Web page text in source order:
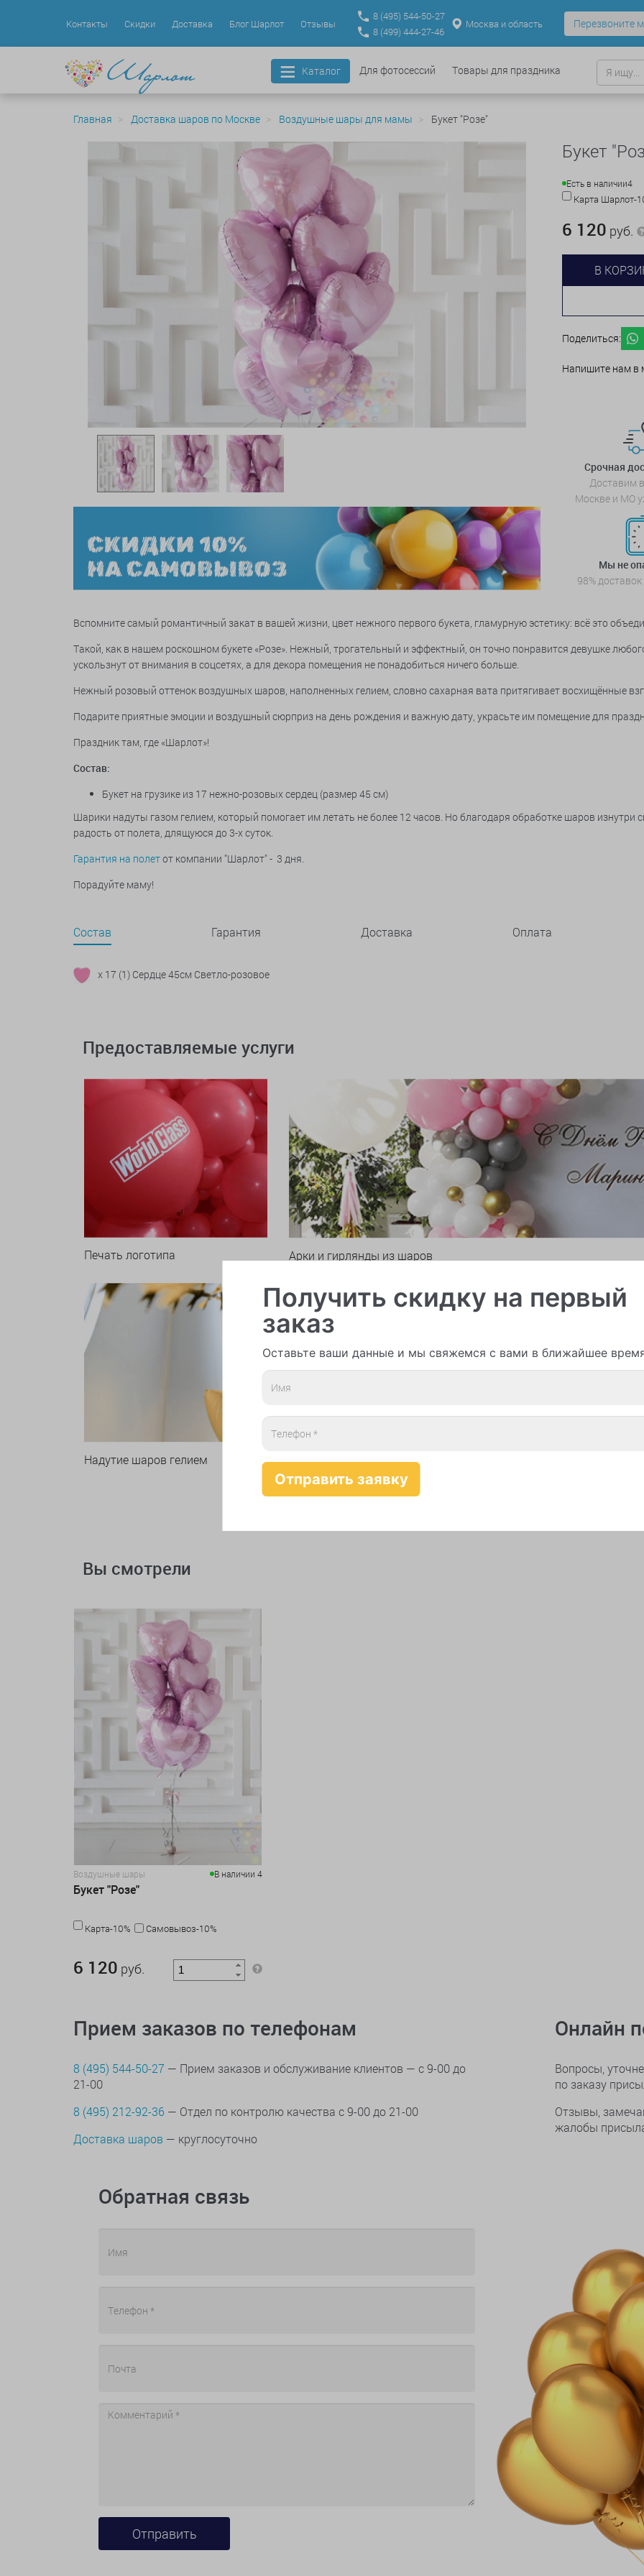
Контакты Скидки Доставка Блог Шарлот Отзывы
8 (495) 544-50-27
8 (499) 444-27-46
Москва и область Перезвоните
Каталог Для фотосессий Товары для праздника
Главная Доставка шаров по Москве Воздушные шары для мамы Букет "Розе"
Букет
Есть в наличии4
Карта Шарлот-
6 120 руб.
В
Поделиться:
Напишите нам в
Срочная
Доставим
Москве и МО
Мы не
98%
Вспомните самый романтичный закат в вашей жизни, цвет нежного первого букета, гламурную эстетику: всё это
Такой, как в нашем роскошном букете «Розе». Нежный, трогательный и эффектный, он точно понравится девушке
ускользнут от внимания в соцсетях, а для декора помещения не понадобиться ничего больше.
Нежный розовый оттенок воздушных шаров, наполненных гелием, словно сахарная вата притягивает восхищённые
Подарите приятные эмоции и воздушный сюрприз на день рождения и важную дату, украсьте им помещение для
Праздник там, где «Шарлот»!
Состав:
Букет на грузике из 17 нежно-розовых сердец (размер 45 см)
Шарики надуты газом гелием, который помогает им летать не более 12 часов. Но благодаря обработке шаров
радость от полета, длящуюся до 3-х суток.
Гарантия на полетот компании "Шарлот" - 3 дня.
Порадуйте маму!
Состав Гарантия Доставка Оплата
x 17 (1) Сердце 45см Светло-розовое
Предоставляемые услуги
Печать логотипа Арки и гирлянды из шаров
Надутие шаров гелием
Вы смотрели
Воздушные шары В наличии 4
Букет "Розе"
Карта-10%
Самовывоз-10%
6 120 руб.
Прием заказов по телефонам
8 (495) 544-50-27 — Прием заказов и обслуживание клиентов — с 9-00 до
21-00
8 (495) 212-92-36 — Отдел по контролю качества с 9-00 до 21-00
Доставка шаров — круглосуточно
Онлайн
Вопросы,
по заказу
Отзывы,
жалобы
Обратная связь
Получить скидку на первый
заказ
Оставьте ваши данные и мы свяжемся с вами в ближайшее